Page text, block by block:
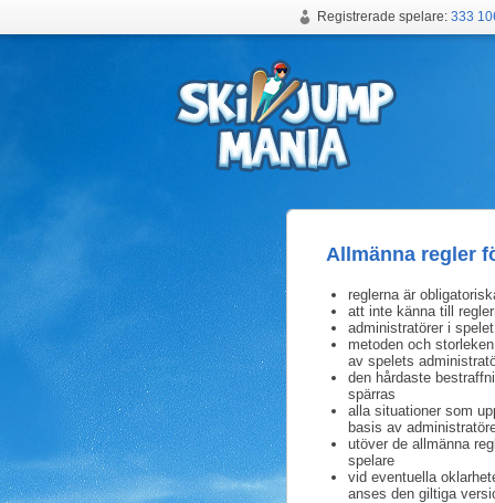
Registrerade spelare: 333
Allmänna regler
reglerna är
att inte känna till
administratörer i
metoden och
av spelets
den hårdaste
spärras
alla situationer som
basis av
utöver de allmänna
spelare
vid eventuella
anses den giltiga